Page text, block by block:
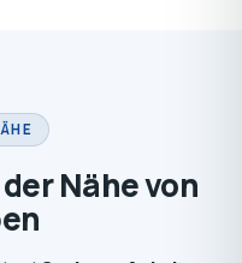
Nähe von